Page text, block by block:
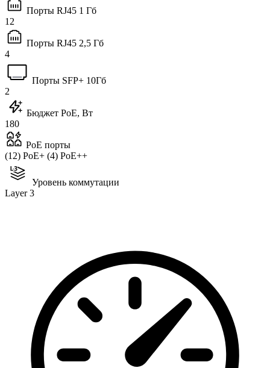
Порты RJ45 1 Гб
12
Порты RJ45 2,5 Гб
4
Порты SFP+ 10Гб
2
Бюджет PoE, Вт
180
PoE порты
(12) PoE+ (4) PoE++
Уровень коммутации
Layer 3